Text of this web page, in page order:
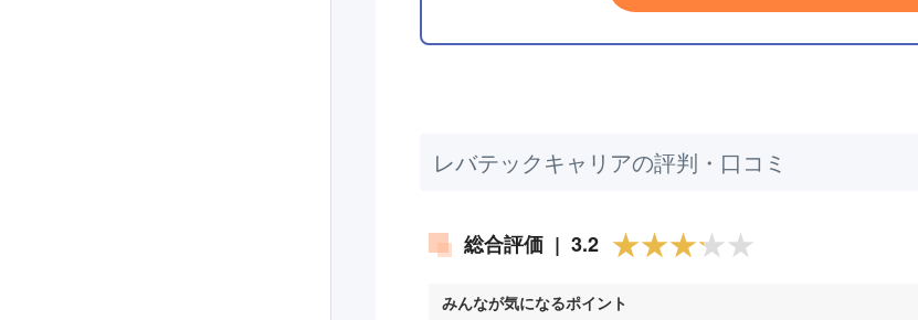
レバテックキャリアの評判・口コミ
総合評価 | 3.2
みんなが気になるポイント